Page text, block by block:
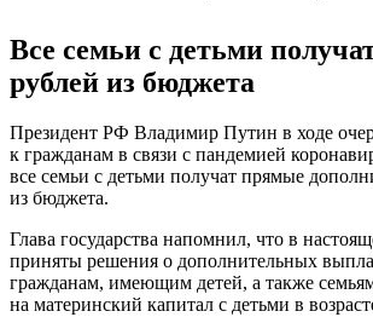
Все семьи с детьми
рублей из бюджета
Президент РФ Владимир Путин в ходе
к гражданам в связи с пандемией
все семьи с детьми получат прямые
из бюджета.
Глава государства напомнил, что в
приняты решения о дополнительных
гражданам, имеющим детей, а также
на материнский капитал с детьми в